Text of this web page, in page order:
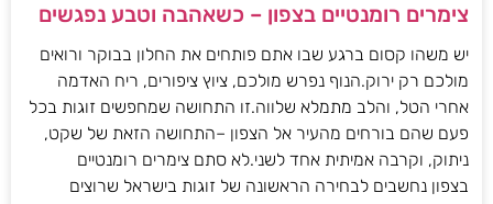
צימרים רומנטיים בצפון – כשאהבה וטבע נפגשים
יש משהו קסום ברגע שבו אתם פותחים את החלון בבוקר ורואים
מולכם רק ירוק.הנוף נפרש מולכם, ציוץ ציפורים, ריח האדמה
אחרי הטל, והלב מתמלא שלווה.זו התחושה שמחפשים זוגות בכל
פעם שהם בורחים מהעיר אל הצפון –התחושה הזאת של שקט,
ניתוק, וקרבה אמיתית אחד לשני.לא סתם צימרים רומנטיים
בצפון נחשבים לבחירה הראשונה של זוגות בישראל שרוצים